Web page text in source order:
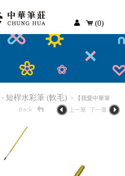
(0)
> 短桿水彩筆 (軟毛) > 【我愛中華筆